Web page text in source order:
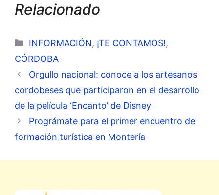
Relacionado
Categorías
INFORMACIÓN, ¡TE CONTAMOS!,
CÓRDOBA
Orgullo nacional: conoce a los artesanos
cordobeses que participaron en el desarrollo
de la película ‘Encanto’ de Disney
Prográmate para el primer encuentro de
formación turística en Montería